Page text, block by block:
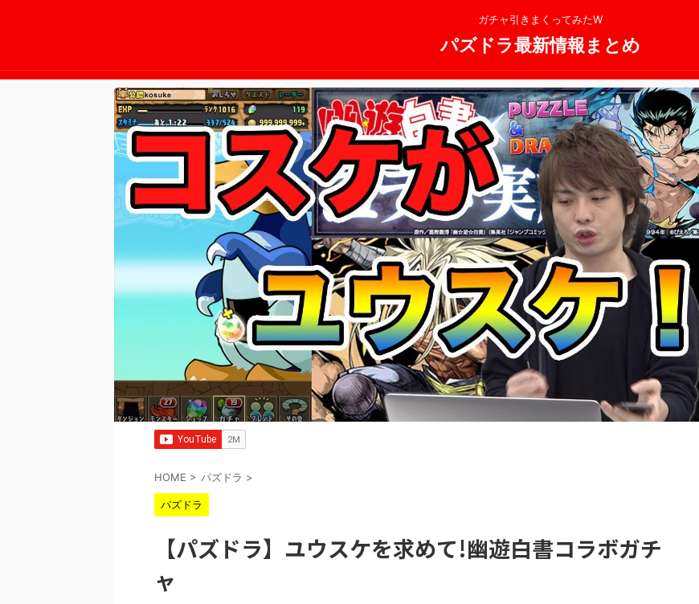
ガチャ引きまくってみたW
パズドラ最新情報まとめ
HOME > パズドラ >
パズドラ
【パズドラ】ユウスケを求めて!幽遊白書コラボガチ
ャ
2025/11/13 2025/11/13